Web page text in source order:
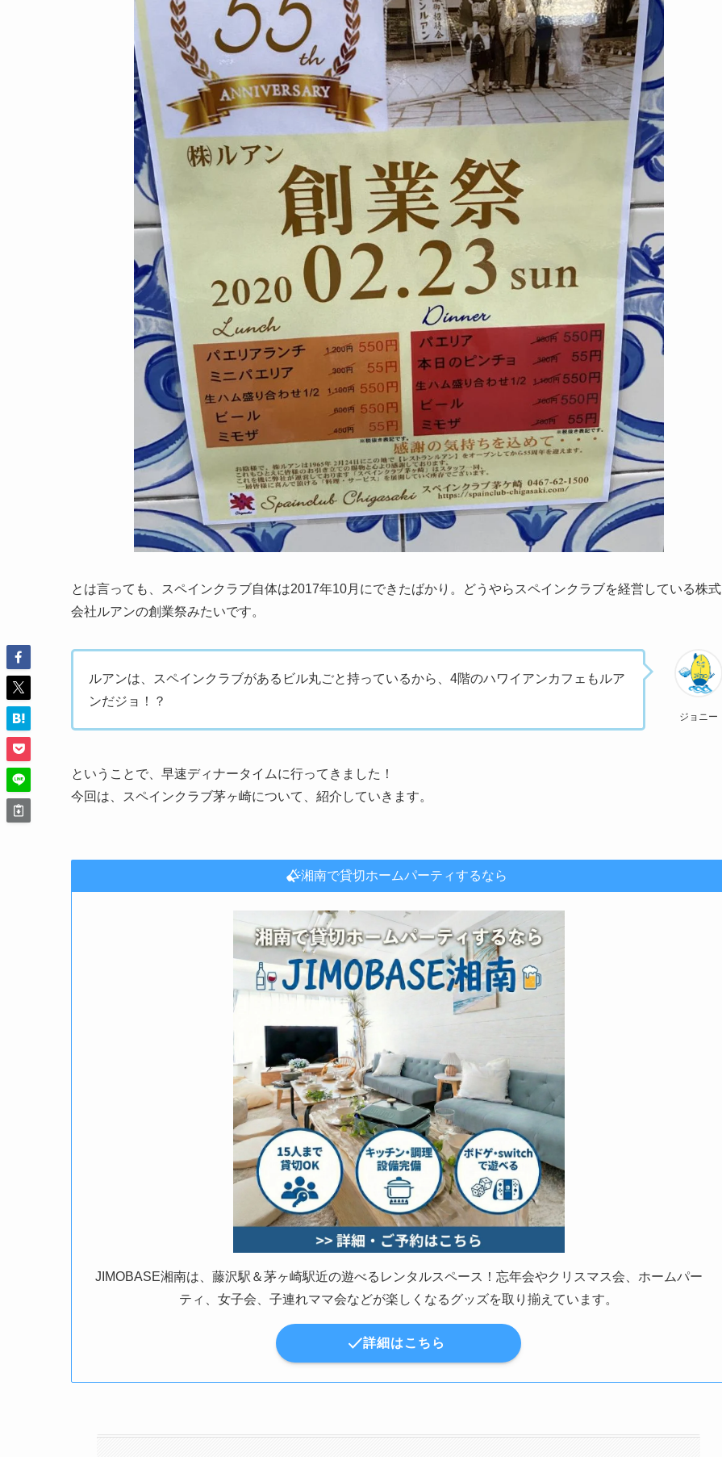
とは言っても、スペインクラブ自体は2017年10月にできたばかり。どうやらスペインクラブを経営している株式
会社ルアンの創業祭みたいです。
ジョニー
ルアンは、スペインクラブがあるビル丸ごと持っているから、4階のハワイアンカフェもルア
ンだジョ！？
ということで、早速ディナータイムに行ってきました！
今回は、スペインクラブ茅ヶ崎について、紹介していきます。
湘南で貸切ホームパーティするなら
JIMOBASE湘南は、藤沢駅＆茅ヶ崎駅近の遊べるレンタルスペース！忘年会やクリスマス会、ホームパー
ティ、女子会、子連れママ会などが楽しくなるグッズを取り揃えています。
詳細はこちら